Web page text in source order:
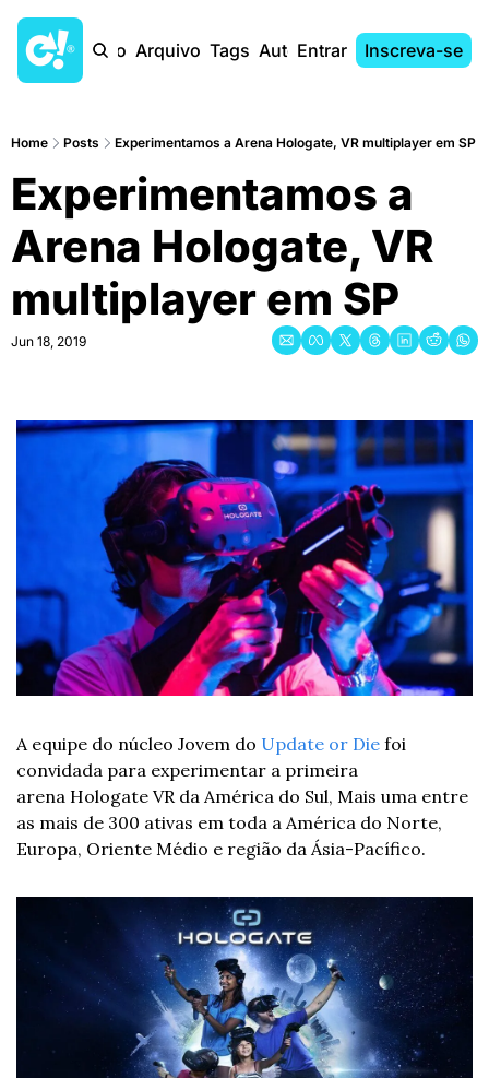
Início Arquivo Tags AutoresEntrar Inscreva-se
Home Posts Experimentamos a Arena Hologate, VR multiplayer em SP
Experimentamos a
Arena Hologate, VR
multiplayer em SP
Jun 18, 2019
A equipe do núcleo Jovem do Update or Die foi
convidada para experimentar a primeira
arena Hologate VR da América do Sul, Mais uma entre
as mais de 300 ativas em toda a América do Norte,
Europa, Oriente Médio e região da Ásia-Pacífico.